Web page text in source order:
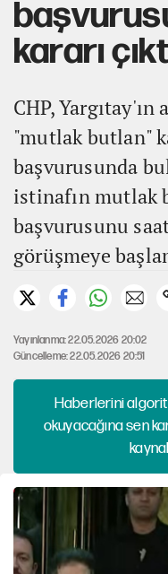
kararı
CHP, Yargıtay'ın
"mutlak butlan"
başvurusunda
istinafın mutlak
başvurusunu
görüşmeye
Yayınlanma: 22.05.2026 20:02
Güncelleme: 22.05.2026 20:51
Haberlerini
okuyacağına sen